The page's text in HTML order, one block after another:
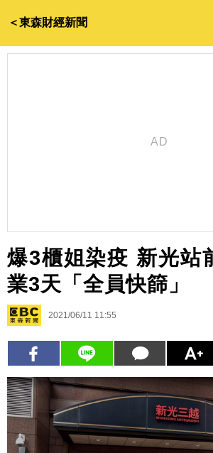
＜東森財經新聞
爆3櫃姐染疫 新光站
業3天「全員快篩」
2021/06/11 11:55